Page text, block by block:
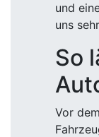
und
uns
So
Vor